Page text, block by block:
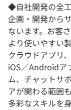
◆自社開発の全
企画・開発から
ないます。お客
より使いやすい
クラウドアプリ
iOS／Androidア
ム、チャットサ
アが関わる範囲
多彩なスキルを